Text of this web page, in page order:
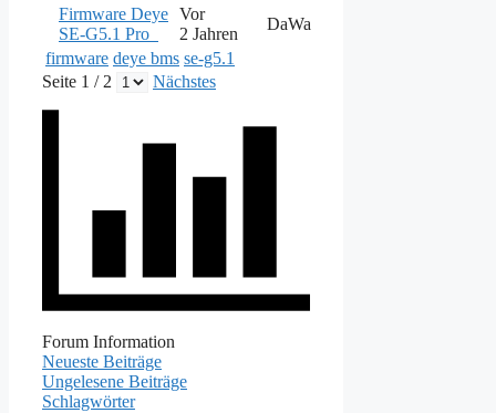
Firmware Deye
SE-G5.1 Pro
Vor
2 Jahren
DaWa
firmware deye bms se-g5.1
Seite 1 / 2
Nächstes
Forum Information
Neueste Beiträge
Ungelesene Beiträge
Schlagwörter